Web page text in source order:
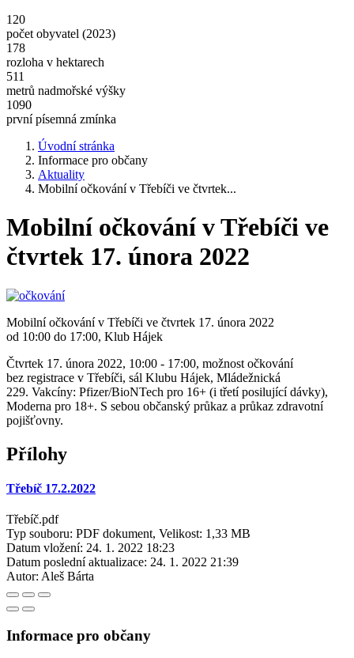
120
počet obyvatel (2023)
178
rozloha v hektarech
511
metrů nadmořské výšky
1090
první písemná zmínka
Úvodní stránka
Informace pro občany
Aktuality
Mobilní očkování v Třebíči ve čtvrtek...
Mobilní očkování v Třebíči ve
čtvrtek 17. února 2022
Mobilní očkování v Třebíči ve čtvrtek 17. února 2022
od 10:00 do 17:00, Klub Hájek
Čtvrtek 17. února 2022, 10:00 - 17:00, možnost očkování
bez registrace v Třebíči, sál Klubu Hájek, Mládežnická
229. Vakcíny: Pfizer/BioNTech pro 16+ (i třetí posilující dávky),
Moderna pro 18+. S sebou občanský průkaz a průkaz zdravotní
pojišťovny.
Přílohy
Třebíč 17.2.2022
Třebíč.pdf
Typ souboru: PDF dokument, Velikost: 1,33 MB
Datum vložení: 24. 1. 2022 18:23
Datum poslední aktualizace: 24. 1. 2022 21:39
Autor: Aleš Bárta
Informace pro občany